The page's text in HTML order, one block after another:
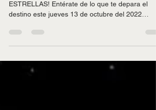
DE OCTUBRE DEL 2022
ESTRELLAS! Entérate de lo que te depara el
destino este jueves 13 de octubre del 2022